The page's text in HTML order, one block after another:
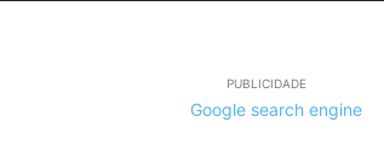
PUBLICIDADE